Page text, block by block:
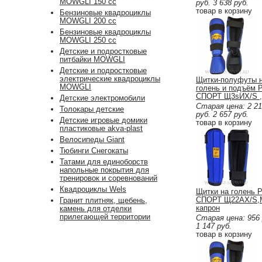
руб. 3 638 руб.
товар в корзину
Щитки-полуфуты
голень и подъём
СПОРТ Щ3sИХ/S ,
искожа
Старая цена: 2
руб. 2 657 руб.
товар в корзину
Щитки на голень
СПОРТ Щ22AX/
капрон
Старая цена: 956
1 147 руб.
товар в корзину
Бензиновые квадроциклы
MOWGLI 200 cc
Бензиновые квадроциклы
MOWGLI 250 cc
Детские и подростковые
питбайки MOWGLI
Детские и подростковые
электрические квадроциклы
MOWGLI
Детские электромобили
Толокары детские
Детские игровые домики
пластиковые akva-plast
Велосипеды Giant
Тюбинги Снегокаты
Татами для единоборств
напольные покрытия для
тренировок и соревнований
Квадроциклы Wels
Гранит плитняк, щебень,
камень для отделки
прилегающей территории